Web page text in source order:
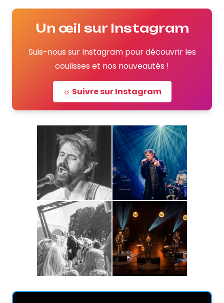
Un œil sur Instagram
Suis-nous sur Instagram pour découvrir les
coulisses et nos nouveautés !
☼ Suivre sur Instagram